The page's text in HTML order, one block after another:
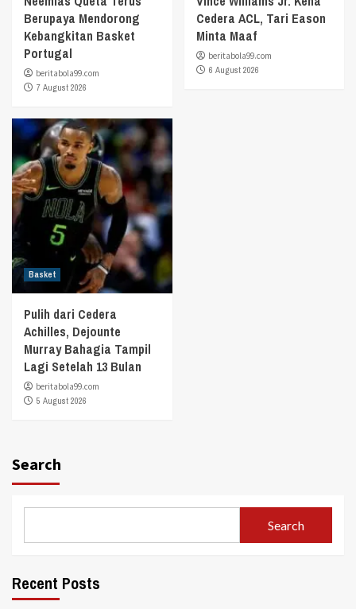
Berupaya Mendorong
Kebangkitan Basket
Portugal
beritabola99.com
7 August 2026
Cedera ACL, Tari Eason
Minta Maaf
beritabola99.com
6 August 2026
Basket
Pulih dari Cedera
Achilles, Dejounte
Murray Bahagia Tampil
Lagi Setelah 13 Bulan
beritabola99.com
5 August 2026
Search
Search
Recent Posts